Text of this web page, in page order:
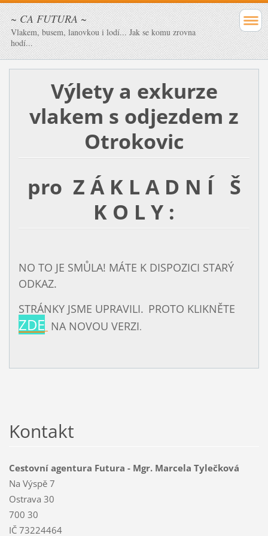
~ CA FUTURA ~
Vlakem, busem, lanovkou i lodí... Jak se komu zrovna
hodí...
Výlety a exkurze
vlakem s odjezdem z
Otrokovic
pro Z Á K L A D N Í Š
K O L Y :
NO TO JE SMŮLA! MÁTE K DISPOZICI STARÝ
ODKAZ.
STRÁNKY JSME UPRAVILI. PROTO KLIKNĚTE
ZDE NA NOVOU VERZI.
Kontakt
Cestovní agentura Futura - Mgr. Marcela Tylečková
Na Výspě 7
Ostrava 30
700 30
IČ 73224464